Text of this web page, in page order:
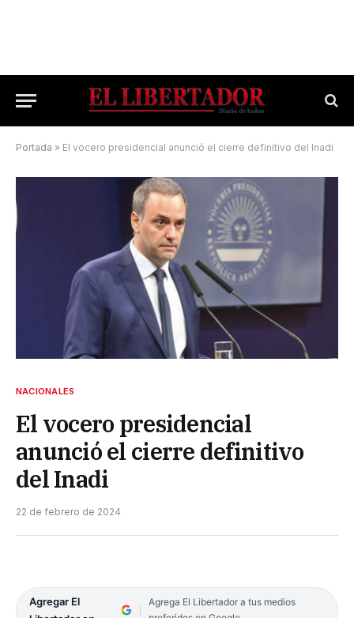
Portada » El vocero presidencial anunció el cierre definitivo del Inadi
NACIONALES
El vocero presidencial
anunció el cierre definitivo
del Inadi
22 de febrero de 2024
Agregar El
Agrega El Libertador a tus medios